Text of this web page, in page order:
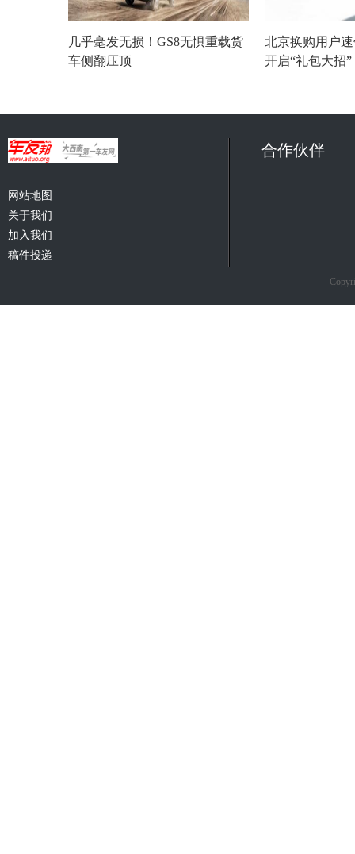
几乎毫发无损！GS8无惧重载货
车侧翻压顶
北京换购用户
开启“礼包大招
网站地图
关于我们
加入我们
稿件投递
合作伙伴